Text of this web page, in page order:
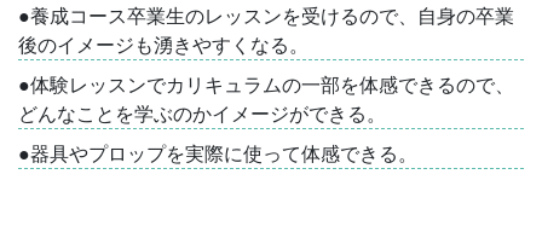
●養成コース卒業生のレッスンを受けるので、自身の卒業
後のイメージも湧きやすくなる。
●体験レッスンでカリキュラムの一部を体感できるので、
どんなことを学ぶのかイメージができる。
●器具やプロップを実際に使って体感できる。